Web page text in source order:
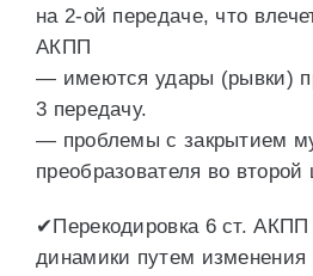
на 2-ой передаче, что
АКПП
— имеются удары (рывки)
3 передачу.
— проблемы с закрытием
преобразователя во второй
✔Перекодировка 6 ст.
динамики путем изменения